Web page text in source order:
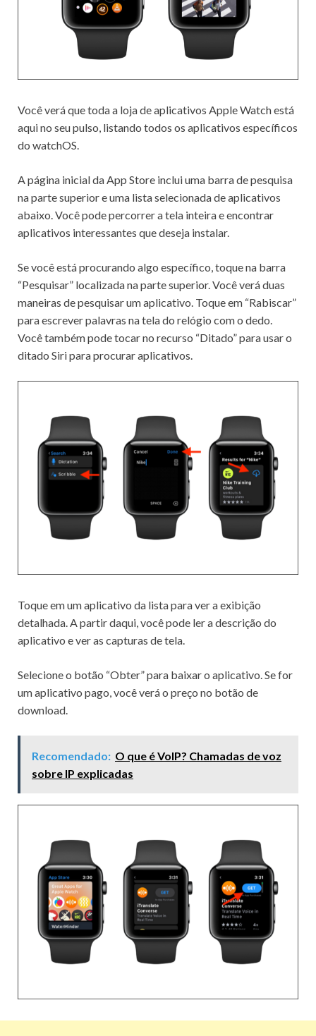
Você verá que toda a loja de aplicativos Apple Watch está
aqui no seu pulso, listando todos os aplicativos específicos
do watchOS.
A página inicial da App Store inclui uma barra de pesquisa
na parte superior e uma lista selecionada de aplicativos
abaixo. Você pode percorrer a tela inteira e encontrar
aplicativos interessantes que deseja instalar.
Se você está procurando algo específico, toque na barra
“Pesquisar” localizada na parte superior. Você verá duas
maneiras de pesquisar um aplicativo. Toque em “Rabiscar”
para escrever palavras na tela do relógio com o dedo.
Você também pode tocar no recurso “Ditado” parausar o
ditado Siripara procurar aplicativos.
Toque em um aplicativo da lista para ver a exibição
detalhada.A partir daqui, você pode ler a descrição do
aplicativo e ver as capturas de tela.
Selecione o botão “Obter” para baixar o aplicativo.Se for
um aplicativo pago, você verá o preço no botão de
download.
Recomendado: O que é VoIP? Chamadas de voz
sobre IP explicadas